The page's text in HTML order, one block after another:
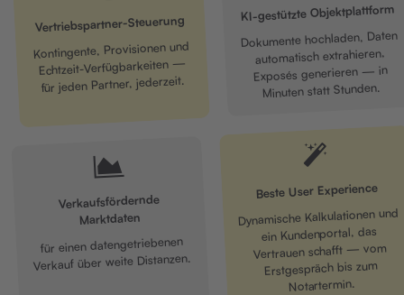
Vertriebspartner-Steuerung
Kontingente, Provisionen und
Echtzeit-Verfügbarkeiten —
für jeden Partner, jederzeit.
KI-gestützte Objektplattform
Dokumente hochladen, Daten
automatisch extrahieren,
Exposés generieren — in
Minuten statt Stunden.
Verkaufsfördernde
Marktdaten
für einen datengetriebenen
Verkauf über weite Distanzen.
Beste User Experience
Dynamische Kalkulationen und
ein Kundenportal, das
Vertrauen schafft — vom
Erstgespräch bis zum
Notartermin.